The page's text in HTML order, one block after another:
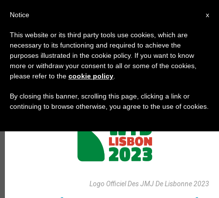
أيّام عالميّة, الأيام العالميّة للشبيبة
Logo Officiel Des JMJ De Lisbonne 2023
x
Notice
This website or its third party tools use cookies, which are
necessary to its functioning and required to achieve the
purposes illustrated in the cookie policy. If you want to know
more or withdraw your consent to all or some of the cookies,
please refer to the cookie policy
By closing this banner, scrolling this page, clicking a link or
continuing to browse otherwise, you agree to the use of cookies.